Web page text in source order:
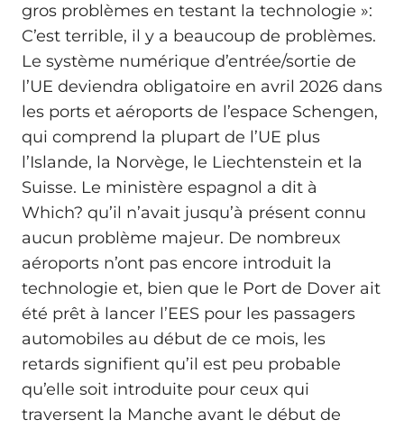
gros problèmes en testant la technologie »:
C’est terrible, il y a beaucoup de problèmes.
Le système numérique d’entrée/sortie de
l’UE deviendra obligatoire en avril 2026 dans
les ports et aéroports de l’espace Schengen,
qui comprend la plupart de l’UE plus
l’Islande, la Norvège, le Liechtenstein et la
Suisse. Le ministère espagnol a dit à
Which? qu’il n’avait jusqu’à présent connu
aucun problème majeur. De nombreux
aéroports n’ont pas encore introduit la
technologie et, bien que le Port de Dover ait
été prêt à lancer l’EES pour les passagers
automobiles au début de ce mois, les
retards signifient qu’il est peu probable
qu’elle soit introduite pour ceux qui
traversent la Manche avant le début de